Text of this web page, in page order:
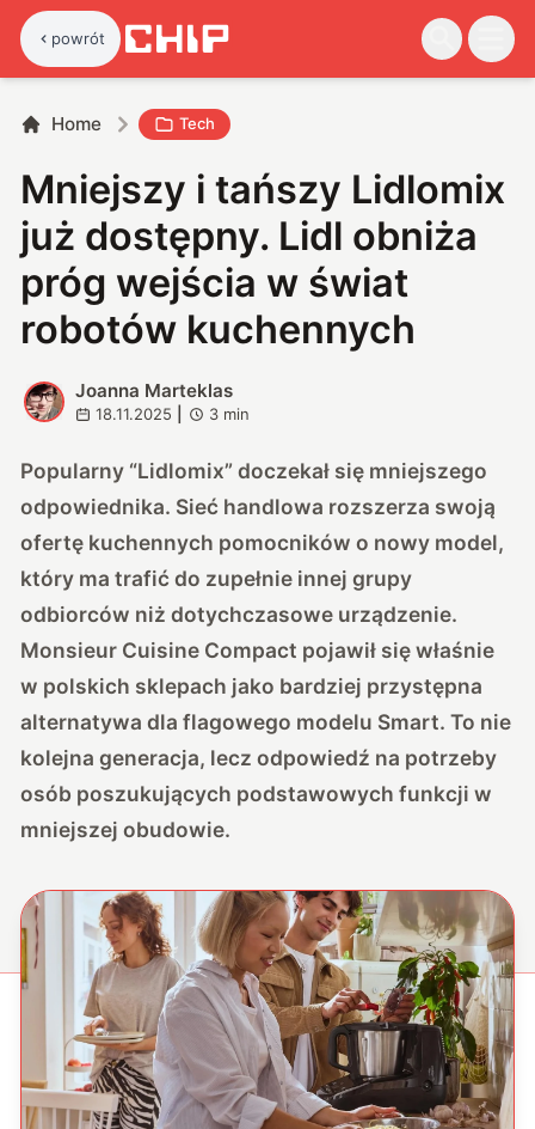
powrót
Home Tech
Mniejszy i tańszy Lidlomix
już dostępny. Lidl obniża
próg wejścia w świat
robotów kuchennych
J
Joanna Marteklas
18.11.2025 3 min
Popularny “Lidlomix” doczekał się mniejszego
odpowiednika. Sieć handlowa rozszerza swoją
ofertę kuchennych pomocników o nowy model,
który ma trafić do zupełnie innej grupy
odbiorców niż dotychczasowe urządzenie.
Monsieur Cuisine Compact pojawił się właśnie
w polskich sklepach jako bardziej przystępna
alternatywa dla flagowego modelu Smart. To nie
kolejna generacja, lecz odpowiedź na potrzeby
osób poszukujących podstawowych funkcji w
mniejszej obudowie.